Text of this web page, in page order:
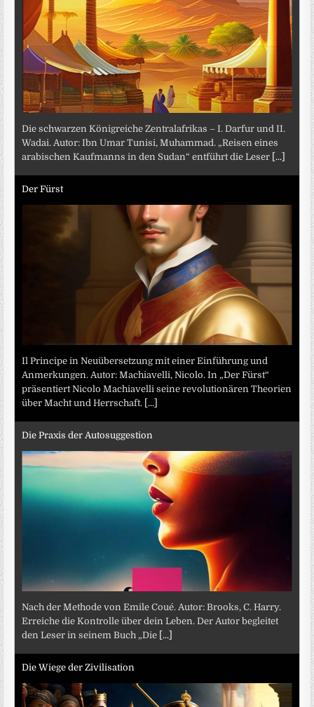
Die schwarzen Königreiche Zentralafrikas – I. Darfur und II.
Wadai. Autor: Ibn Umar Tunisi, Muhammad. „Reisen eines
arabischen Kaufmanns in den Sudan“ entführt die Leser [...]
Der Fürst
Il Principe in Neuübersetzung mit einer Einführung und
Anmerkungen. Autor: Machiavelli, Nicolo. In „Der Fürst“
präsentiert Nicolo Machiavelli seine revolutionären Theorien
über Macht und Herrschaft.
[...]
Die Praxis der Autosuggestion
Nach der Methode von Emile Coué. Autor: Brooks, C. Harry.
Erreiche die Kontrolle über dein Leben. Der Autor begleitet
den Leser in seinem Buch „Die [...]
Die Wiege der Zivilisation